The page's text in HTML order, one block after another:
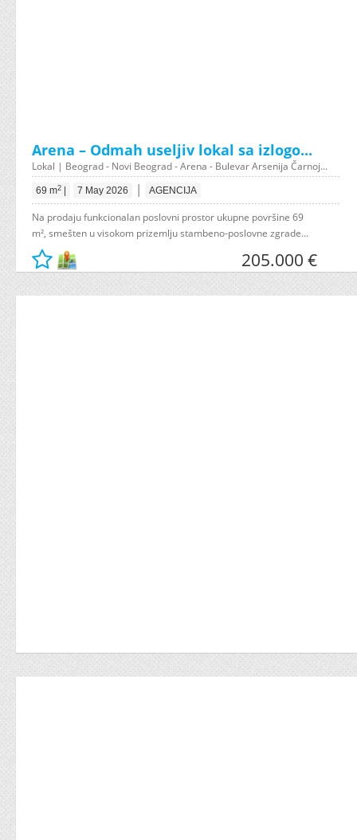
Arena – Odmah useljiv lokal sa izlogo...
Lokal | Beograd - Novi Beograd - Arena - Bulevar Arsenija Čarnoj...
69 m2 7 May 2026 | AGENCIJA
Na prodaju funkcionalan poslovni prostor ukupne površine 69
m², smešten u visokom prizemlju stambeno-poslovne zgrade...
205.000 €